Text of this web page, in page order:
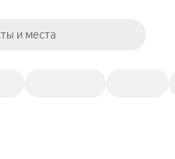
и места